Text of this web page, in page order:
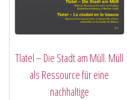
Tlatel – Die Stadt am Müll. Müll
als Ressource für eine
nachhaltige